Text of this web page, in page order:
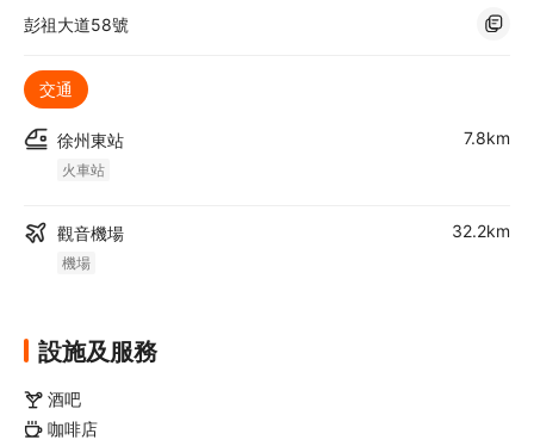
彭祖大道58號
交通
徐州東站
火車站
7.8km
觀音機場
機場
32.2km
設施及服務
酒吧
咖啡店